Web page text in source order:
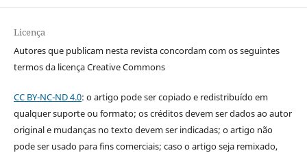
Licença
Autores que publicam nesta revista concordam com os seguintes
termos da licença Creative Commons
CC BY-NC-ND 4.0: o artigo pode ser copiado e redistribuído em
qualquer suporte ou formato; os créditos devem ser dados ao autor
original e mudanças no texto devem ser indicadas; o artigo não
pode ser usado para fins comerciais; caso o artigo seja remixado,